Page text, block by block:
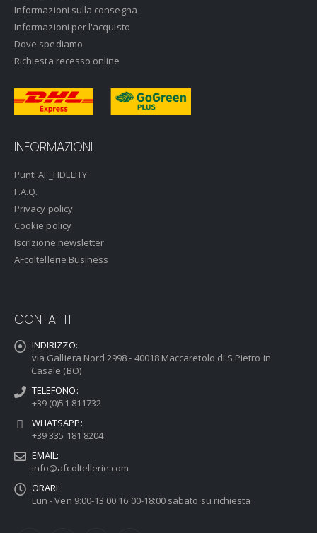
Informazioni sulla consegna
Informazioni per l'acquisto
Dove spediamo
Richiesta recesso online
INFORMAZIONI
Punti AF_FIDELITY
F.A.Q.
Privacy policy
Cookie policy
Iscrizione newsletter
AFcoltellerie Business
CONTATTI
INDIRIZZO:
via Galliera Nord 2998 - 40018 Maccaretolo di S.Pietro in
Casale (BO)
TELEFONO:
+39 (0)51 811732
WHATSAPP:
+39 335 181 8204
EMAIL:
info@afcoltellerie.com
ORARI:
Lun - Ven 9:00-13:00 16:00-18:00 sabato su richiesta